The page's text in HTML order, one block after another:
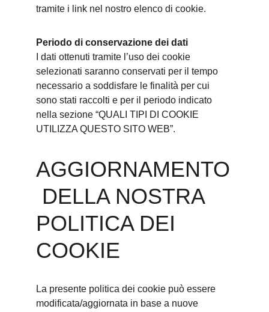
tramite i link nel nostro elenco di cookie.
Periodo di conservazione dei dati
I dati ottenuti tramite l’uso dei cookie
selezionati saranno conservati per il tempo
necessario a soddisfare le finalità per cui
sono stati raccolti e per il periodo indicato
nella sezione “QUALI TIPI DI COOKIE
UTILIZZA QUESTO SITO WEB”.
AGGIORNAMENTO
DELLA NOSTRA
POLITICA DEI
COOKIE
La presente politica dei cookie può essere
modificata/aggiornata in base a nuove